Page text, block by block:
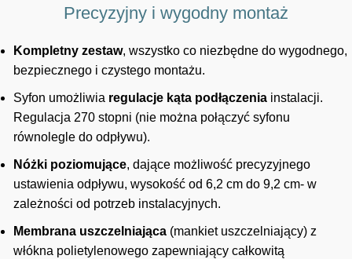
Precyzyjny i wygodny montaż
Kompletny zestaw, wszystko co niezbędne do wygodnego,
bezpiecznego i czystego montażu.
Syfon umożliwia regulacje kąta podłączenia instalacji.
Regulacja 270 stopni (nie można połączyć syfonu
równolegle do odpływu).
Nóżki poziomujące, dające możliwość precyzyjnego
ustawienia odpływu, wysokość od 6,2 cm do 9,2 cm- w
zależności od potrzeb instalacyjnych.
Membrana uszczelniająca (mankiet uszczelniający) z
włókna polietylenowego zapewniający całkowitą